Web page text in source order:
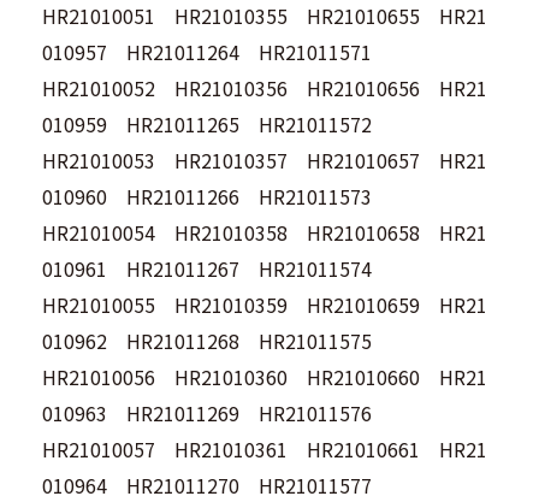
HR21010051 HR21010355 HR21010655 HR21
010957 HR21011264 HR21011571
HR21010052 HR21010356 HR21010656 HR21
010959 HR21011265 HR21011572
HR21010053 HR21010357 HR21010657 HR21
010960 HR21011266 HR21011573
HR21010054 HR21010358 HR21010658 HR21
010961 HR21011267 HR21011574
HR21010055 HR21010359 HR21010659 HR21
010962 HR21011268 HR21011575
HR21010056 HR21010360 HR21010660 HR21
010963 HR21011269 HR21011576
HR21010057 HR21010361 HR21010661 HR21
010964 HR21011270 HR21011577